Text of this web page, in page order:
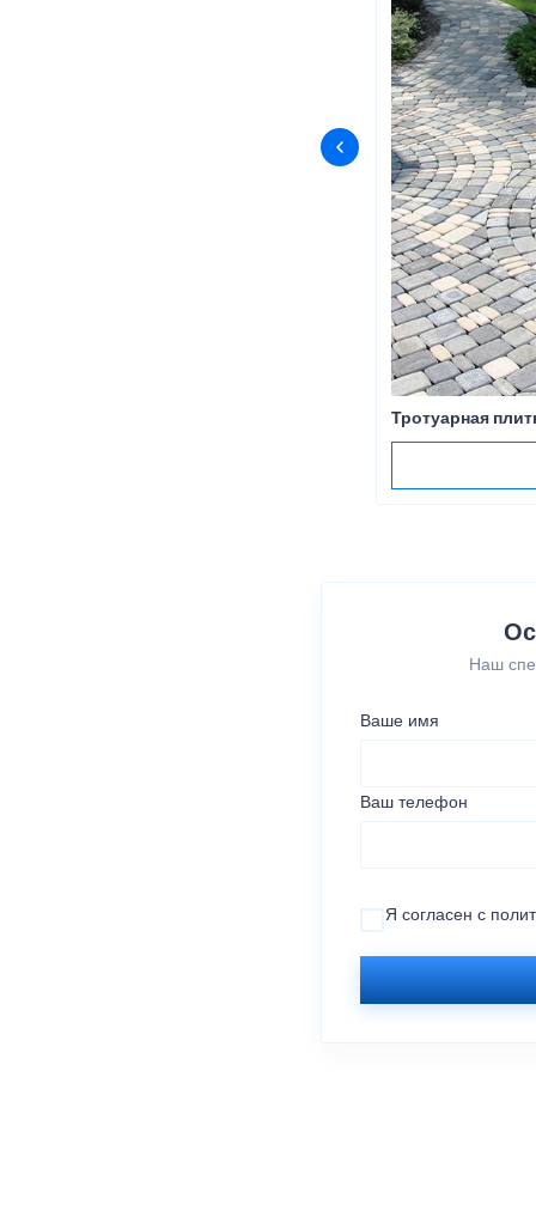
Тротуарная
Наш
Ваше имя
Ваш телефон
Я согласен с